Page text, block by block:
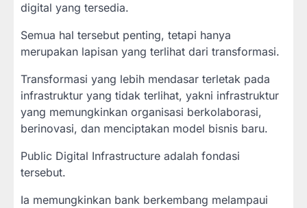
digital yang tersedia.
Semua hal tersebut penting, tetapi hanya
merupakan lapisan yang terlihat dari transformasi.
Transformasi yang lebih mendasar terletak pada
infrastruktur yang tidak terlihat, yakni infrastruktur
yang memungkinkan organisasi berkolaborasi,
berinovasi, dan menciptakan model bisnis baru.
Public Digital Infrastructure adalah fondasi
tersebut.
Ia memungkinkan bank berkembang melampaui